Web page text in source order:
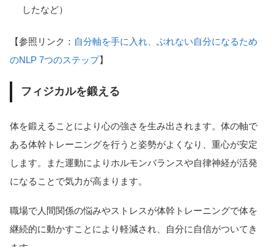
したなど）
【参照リンク： 自分軸を手に入れ、ぶれない自分になるため
のNLP 7つのステップ】
フィジカルを鍛える
体を鍛えることにより心の強さを生み出されます。体の軸で
ある体幹トレーニングを行うと姿勢がよくなり、重心が安定
します。また運動によりホルモンバランスや自律神経が活発
になることで気力が高まります。
職場で人間関係の悩みやストレスが体幹トレーニングで体を
継続的に動かすことにより軽減され、自分に自信がついてき